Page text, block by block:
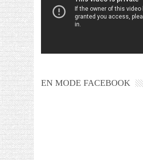
EN MODE FACEBOOK